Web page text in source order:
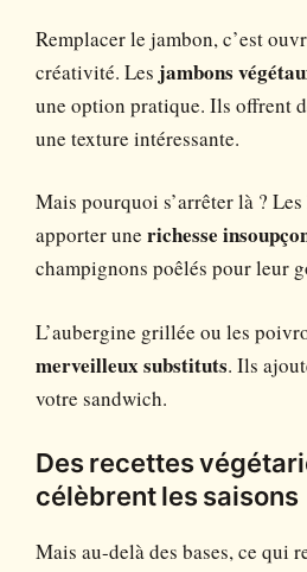
Remplacer le jambon, c’est
créativité. Les jambons
une option pratique. Ils offrent
une texture intéressante.
Mais pourquoi s’arrêter là ?
apporter une richesse
champignons poêlés pour leur
L’aubergine grillée ou les
merveilleux substituts. Ils
votre sandwich.
Des recettes
célèbrent les saisons
Mais au-delà des bases, ce qui